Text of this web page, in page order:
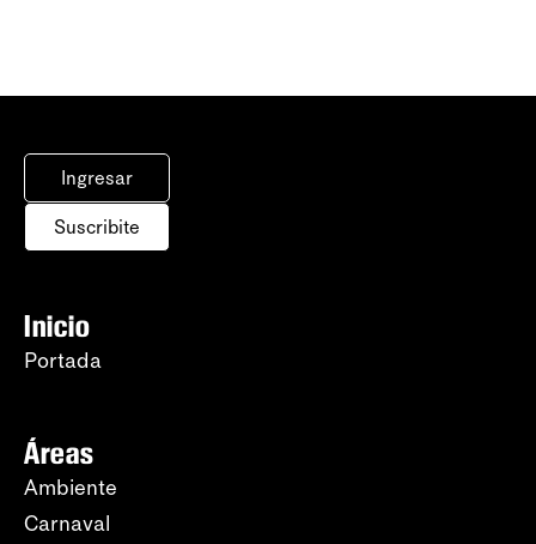
Ingresar
Suscribite
Inicio
Portada
Áreas
Ambiente
Carnaval